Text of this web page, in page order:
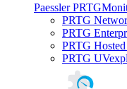
Paessler PRTG
PRTG
PRTG
PRTG
PRTG